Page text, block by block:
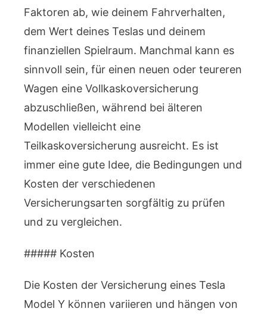
Faktoren ab, wie deinem Fahrverhalten,
dem Wert deines Teslas und deinem
finanziellen Spielraum. Manchmal kann es
sinnvoll sein, für einen neuen oder teureren
Wagen eine Vollkaskoversicherung
abzuschließen, während bei älteren
Modellen vielleicht eine
Teilkaskoversicherung ausreicht. Es ist
immer eine gute Idee, die Bedingungen und
Kosten der verschiedenen
Versicherungsarten sorgfältig zu prüfen
und zu vergleichen.
##### Kosten
Die Kosten der Versicherung eines Tesla
Model Y können variieren und hängen von